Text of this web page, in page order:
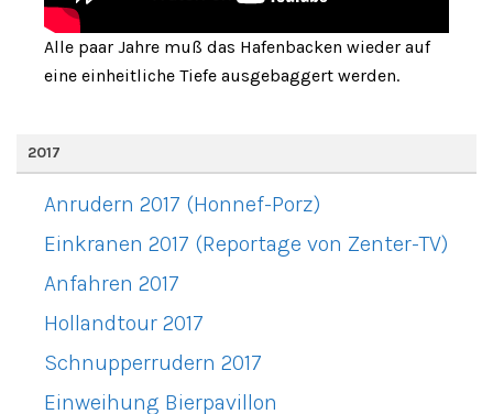
Alle paar Jahre muß das Hafenbacken wieder auf
eine einheitliche Tiefe ausgebaggert werden.
2017
Anrudern 2017 (Honnef-Porz)
Einkranen 2017 (Reportage von Zenter-TV)
Anfahren 2017
Hollandtour 2017
Schnupperrudern 2017
Einweihung Bierpavillon